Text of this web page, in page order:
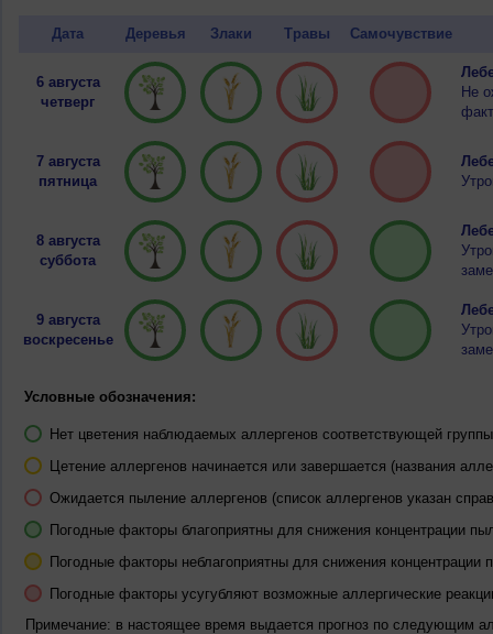
Дата Деревья Злаки Травы Самочувствие
6 августа
четверг
Не
7 августа
пятница
8 августа
суббота
9 августа
воскресенье
Условные обозначения:
Нет цветения наблюдаемых аллергенов соответствующей
Цетение аллергенов начинается или завершается (названия
Ожидается пыление аллергенов (список аллергенов указан
Погодные факторы благоприятны для снижения концентрации
Погодные факторы неблагоприятны для снижения концентрации
Погодные факторы усугубляют возможные аллергические
Примечание: в настоящее время выдается прогноз по следующим